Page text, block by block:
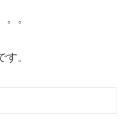
。
。